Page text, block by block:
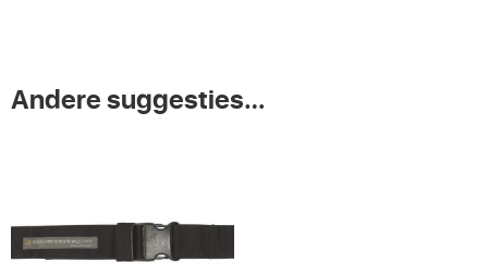
Andere suggesties…